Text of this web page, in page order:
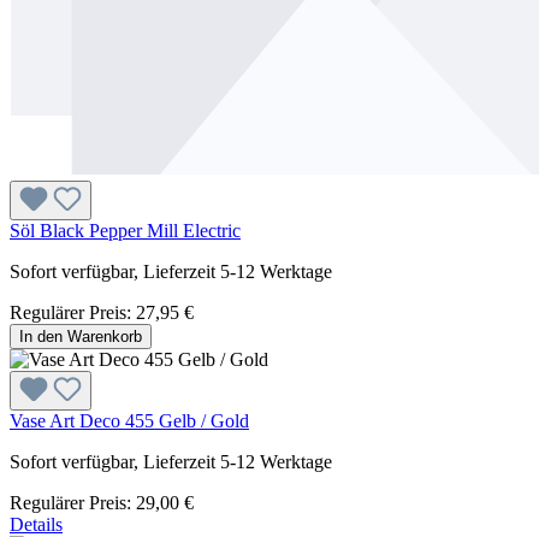
Söl Black Pepper Mill Electric
Sofort verfügbar, Lieferzeit 5-12 Werktage
Regulärer Preis: 27,95 €
In den Warenkorb
Vase Art Deco 455 Gelb / Gold
Sofort verfügbar, Lieferzeit 5-12 Werktage
Regulärer Preis: 29,00 €
Details